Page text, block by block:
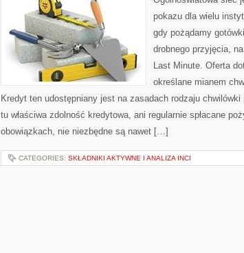
pokazu dla wielu
gdy pożądamy
drobnego przyjęcia,
Last Minute. Oferta
określane mianem
Kredyt ten udostępniany jest na zasadach rodzaju
tu właściwa zdolność kredytowa, ani regularnie spłacane
obowiązkach, nie niezbędne są nawet […]
CATEGORIES: SKŁADNIKI AKTYWNE I ANALIZA INCI